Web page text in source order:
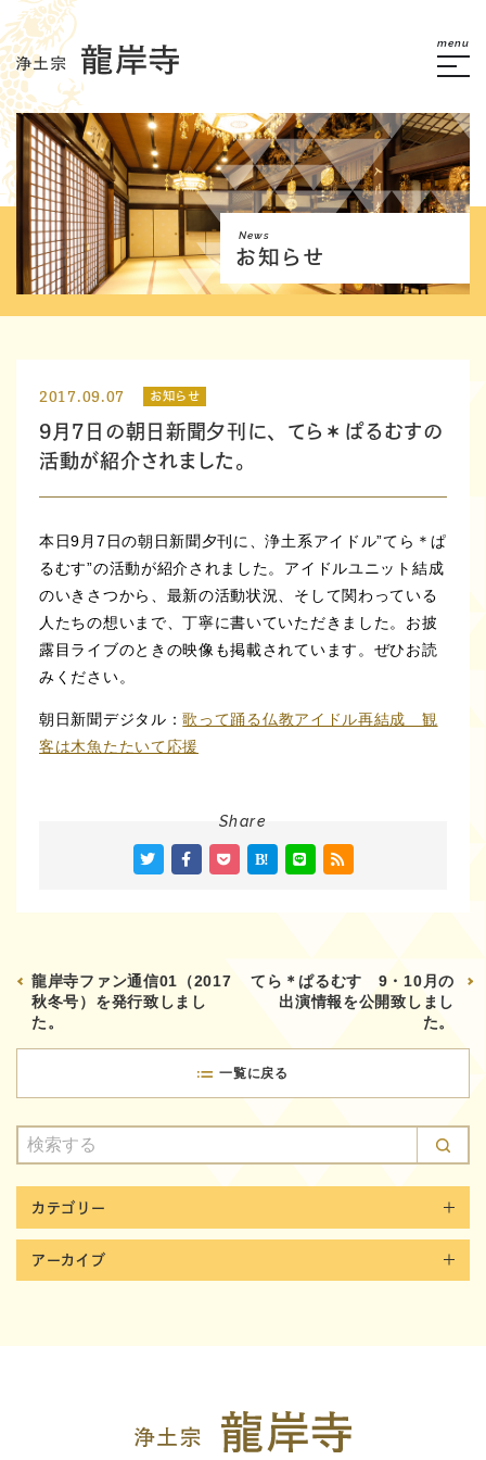
menu
News
お知らせ
2017.09.07 お知らせ
9月7日の朝日新聞夕刊に、てら＊ぱるむすの
活動が紹介されました。
本日9月7日の朝日新聞夕刊に、浄土系アイドル”てら＊ぱ
るむす”の活動が紹介されました。アイドルユニット結成
のいきさつから、最新の活動状況、そして関わっている
人たちの想いまで、丁寧に書いていただきました。お披
露目ライブのときの映像も掲載されています。ぜひお読
みください。
朝日新聞デジタル：歌って踊る仏教アイドル再結成 観
客は木魚たたいて応援
Share
龍岸寺ファン通信01（2017
秋冬号）を発行致しまし
た。
てら＊ぱるむす 9・10月の
出演情報を公開致しまし
た。
一覧に戻る
カテゴリー
アーカイブ